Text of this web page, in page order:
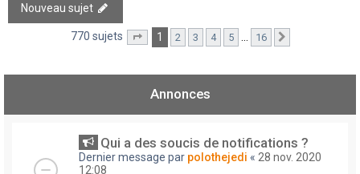
Nouveau sujet
770 sujets Page sur16
1 2 3 4 5 … 16
Annonces
Qui a des soucis de notifications ?
Dernier message par polothejedi « 28 nov. 2020
12:08